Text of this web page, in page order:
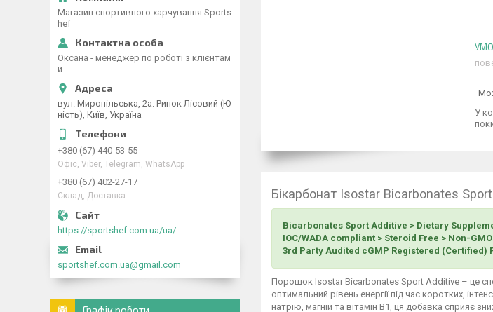
У
Бікарбонат Isostar Bicarbonates
Bicarbonates Sport Additive > Dietary
IOC/WADA compliant > Steroid Free > Non-
3rd Party Audited cGMP Registered
Порошок Isostar Bicarbonates Sport Additive – це
оптимальний рівень енергії під час коротких,
натрію, магній та вітамін В1, ця добавка сприяє
Магазин спортивного харчування Sports
hef
Оксана - менеджер по роботі з клієнтам
и
вул. Миропільська, 2а. Ринок Лісовий (Ю
ність), Київ, Україна
+380 (67) 440-53-55
Офіс, Viber, Telegram, WhatsApp
+380 (67) 402-27-17
Склад, Доставка.
https://sportshef.com.ua/ua/
sportshef.com.ua@gmail.com